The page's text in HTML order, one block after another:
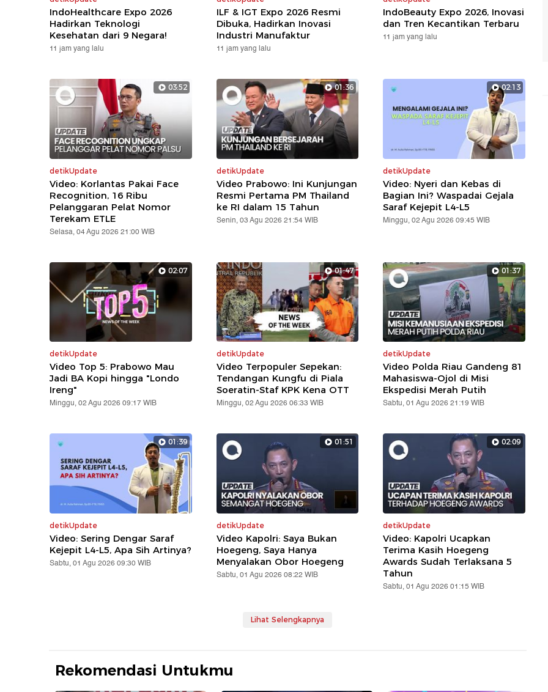
IndoHealthcare Expo 2026
Hadirkan Teknologi
Kesehatan dari 9 Negara!
11 jam yang lalu
ILF & IGT Expo 2026 Resmi
Dibuka, Hadirkan Inovasi
Industri Manufaktur
11 jam yang lalu
IndoBeauty Expo 2026, Inovasi
dan Tren Kecantikan Terbaru
11 jam yang lalu
03:52
detikUpdate
Video: Korlantas Pakai Face
Recognition, 16 Ribu
Pelanggaran Pelat Nomor
Terekam ETLE
Selasa, 04 Agu 2026 21:00 WIB
01:36
detikUpdate
Video Prabowo: Ini Kunjungan
Resmi Pertama PM Thailand
ke RI dalam 15 Tahun
Senin, 03 Agu 2026 21:54 WIB
02:13
detikUpdate
Video: Nyeri dan Kebas di
Bagian Ini? Waspadai Gejala
Saraf Kejepit L4-L5
Minggu, 02 Agu 2026 09:45 WIB
02:07
detikUpdate
Video Top 5: Prabowo Mau
Jadi BA Kopi hingga "Londo
Ireng"
Minggu, 02 Agu 2026 09:17 WIB
01:47
detikUpdate
Video Terpopuler Sepekan:
Tendangan Kungfu di Piala
Soeratin-Staf KPK Kena OTT
Minggu, 02 Agu 2026 06:33 WIB
01:37
detikUpdate
Video Polda Riau Gandeng 81
Mahasiswa-Ojol di Misi
Ekspedisi Merah Putih
Sabtu, 01 Agu 2026 21:19 WIB
01:39
detikUpdate
Video: Sering Dengar Saraf
Kejepit L4-L5, Apa Sih Artinya?
Sabtu, 01 Agu 2026 09:30 WIB
01:51
detikUpdate
Video Kapolri: Saya Bukan
Hoegeng, Saya Hanya
Menyalakan Obor Hoegeng
Sabtu, 01 Agu 2026 08:22 WIB
02:09
detikUpdate
Video: Kapolri Ucapkan
Terima Kasih Hoegeng
Awards Sudah Terlaksana 5
Tahun
Sabtu, 01 Agu 2026 01:15 WIB
Lihat Selengkapnya
Rekomendasi Untukmu